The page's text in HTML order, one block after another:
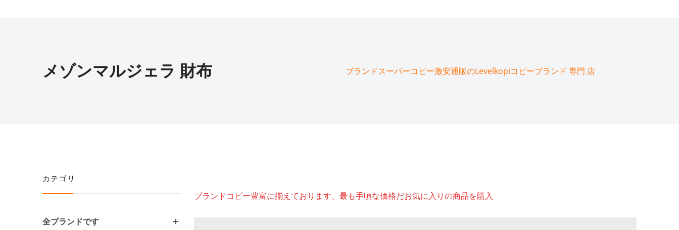
メゾンマルジェラ 財布 ブランドスーパーコピー激安通販のLevelkopiコピーブランド 専門 店
ブランドコピー豊富に揃えております、最も手頃な価格だお気に入りの商品を購入
カテゴリ
全ブランドです